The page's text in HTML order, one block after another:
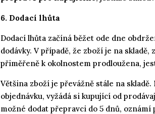
6. Dodací lhůta
Dodací lhůta začíná běžet ode dne
dodávky. V případě, že zboží je na
přiměřeně k okolnostem prodloužena,
Většina zboží je převážně stále na
objednávku, vyžádá si kupující od
možné dodat přepravci do 5 dnů,